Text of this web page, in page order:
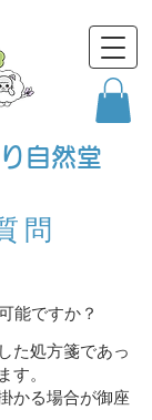
自然堂
問
能ですか？
た処方箋であっ
す。
かる場合が御座